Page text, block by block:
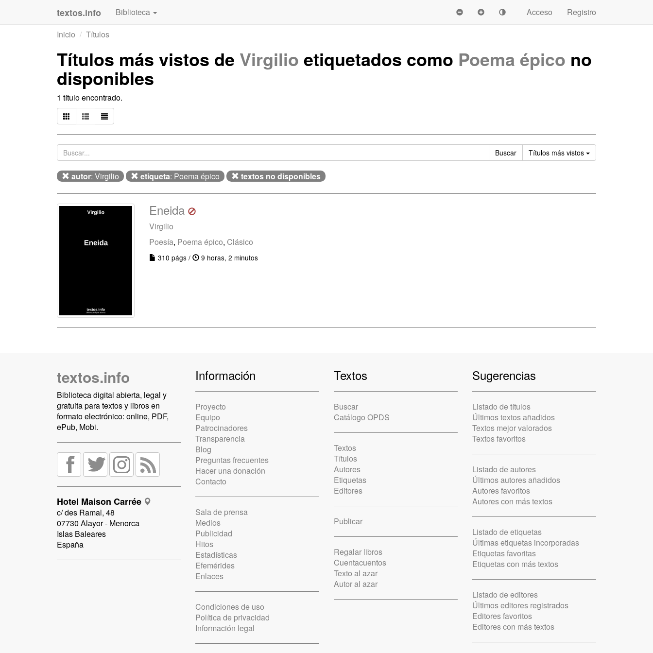
textos.info Biblioteca Acceso
Registro
Inicio
Títulos
Títulos más vistos de Virgilio etiquetados como Poema épico no
disponibles
1 título encontrado.
Buscar Títulos más vistos Ordenar
autor: Virgilio etiqueta: Poema épico textos no disponibles
Eneida
Virgilio
Poesía, Poema épico, Clásico
310 págs / 9 horas, 2 minutos
textos.info
Biblioteca digital abierta, legal y
gratuita para textos y libros en
formato electrónico: online, PDF,
ePub, Mobi.
Hotel Maison Carrée
c/ des Ramal, 48
07730 Alayor - Menorca
Islas Baleares
España
Información
Proyecto
Equipo
Patrocinadores
Transparencia
Blog
Preguntas frecuentes
Hacer una donación
Contacto
Sala de prensa
Medios
Publicidad
Hitos
Estadísticas
Efemérides
Enlaces
Condiciones de uso
Política de privacidad
Información legal
Textos
Buscar
Catálogo OPDS
Textos
Títulos
Autores
Etiquetas
Editores
Publicar
Regalar libros
Cuentacuentos
Texto al azar
Autor al azar
Sugerencias
Listado de títulos
Últimos textos añadidos
Textos mejor valorados
Textos favoritos
Listado de autores
Últimos autores añadidos
Autores favoritos
Autores con más textos
Listado de etiquetas
Últimas etiquetas incorporadas
Etiquetas favoritas
Etiquetas con más textos
Listado de editores
Últimos editores registrados
Editores favoritos
Editores con más textos